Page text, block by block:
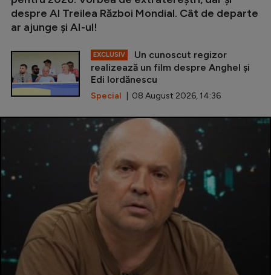
despre Al Treilea Război Mondial. Cât de departe
ar ajunge și AI-ul!
EXCLUSIV
Un cunoscut regizor
realizează un film despre Anghel și
Edi Iordănescu
Special | 08 August 2026, 14:36